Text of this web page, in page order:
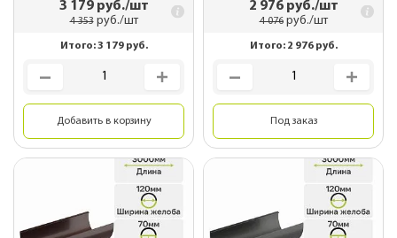
3 179руб./шт
4 353руб./шт
Итого:3 179руб.
Добавить в корзину
2 976руб./шт
4 076руб./шт
Итого: 2 976руб.
Под заказ